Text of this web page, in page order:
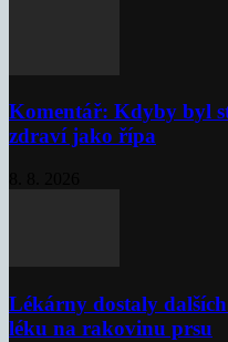
Komentář: Kdyby byl
zdraví jako řípa
Lékárny dostaly
léku na rakovinu prsu